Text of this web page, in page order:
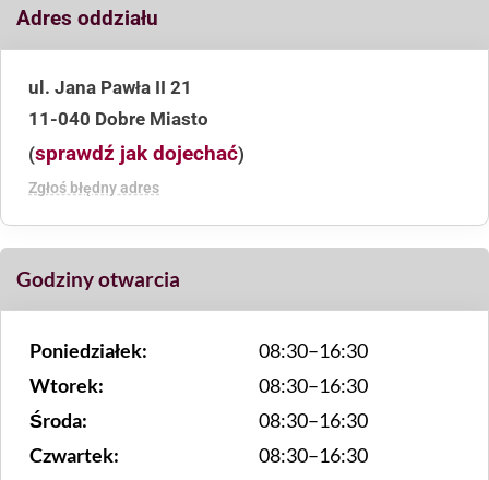
Adres oddziału
ul. Jana Pawła II 21
11-040 Dobre Miasto
(sprawdź jak dojechać)
Zgłoś błędny adres
Godziny otwarcia
Poniedziałek:
08:30–16:30
Wtorek:
08:30–16:30
Środa:
08:30–16:30
Czwartek:
08:30–16:30